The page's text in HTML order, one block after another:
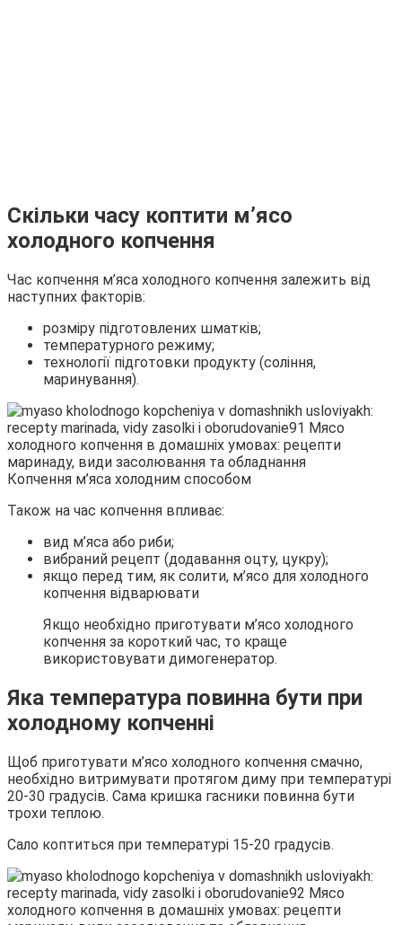
Скільки часу коптити м’ясо
холодного копчення
Час копчення м’яса холодного копчення залежить від
наступних факторів:
розміру підготовлених шматків;
температурного режиму;
технології підготовки продукту (соління,
маринування).
Копчення м’яса холодним способом
Також на час копчення впливає:
вид м’яса або риби;
вибраний рецепт (додавання оцту, цукру);
якщо перед тим, як солити, м’ясо для холодного
копчення відварювати
Якщо необхідно приготувати м’ясо холодного
копчення за короткий час, то краще
використовувати димогенератор.
Яка температура повинна бути при
холодному копченні
Щоб приготувати м’ясо холодного копчення смачно,
необхідно витримувати протягом диму при температурі
20-30 градусів. Сама кришка гасники повинна бути
трохи теплою.
Сало коптиться при температурі 15-20 градусів.